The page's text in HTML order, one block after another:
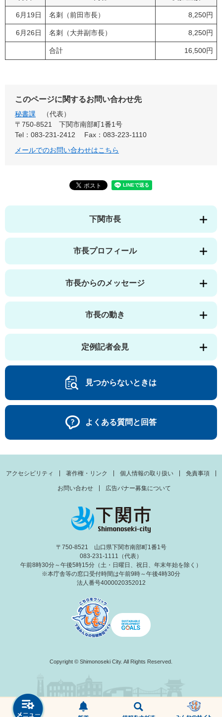
6月19日 名刺（前田市長） 8,250円
6月26日 名刺（大井副市長） 8,250円
合計 16,500円
このページに関するお問い合わせ先
秘書課
代表
〒750-8521
下関市南部町1番1号
Tel：083-231-2412
Fax：083-223-1110
メールでのお問い合わせはこちら
下関市長
市長プロフィール
市長からのメッセージ
市長の動き
定例記者会見
見つからないときは
よくある質問と回答
アクセシビリティ 著作権・リンク 個人情報の取り扱い 免責事項
お問い合わせ 広告バナー募集について
〒750-8521 山口県下関市南部町1番1号
083-231-1111（代表）
午前8時30分～午後5時15分（土・日曜日、祝日、年末年始を除く）
※本庁舎等の窓口受付時間は午前9時～午後4時30分
法人番号4000020352012
Copyright © Shimonoseki City. All Rights Reserved.